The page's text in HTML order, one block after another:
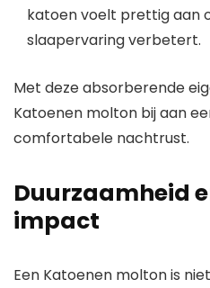
katoen voelt prettig aan
slaapervaring verbetert.
Met deze absorberende
Katoenen molton bij aan
comfortabele nachtrust.
Duurzaamheid
impact
Een Katoenen molton is